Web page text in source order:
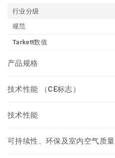
行业分级
规范
Tarkett数值
产品规格
技术性能 （CE标志）
技术性能
可持续性、环保及室内空气质量